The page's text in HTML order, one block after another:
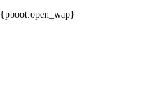
{pboot:open_wap}